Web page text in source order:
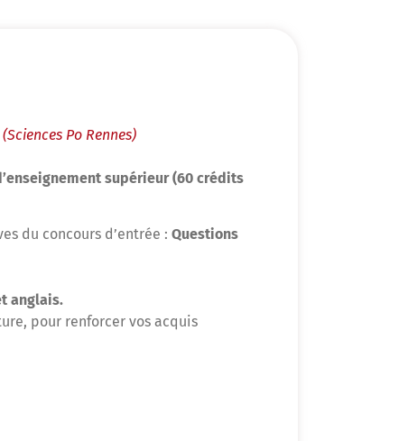
Po Rennes)
supérieur(60 crédits
du concours d’entrée : Questions
anglais.
pour renforcer vos acquis